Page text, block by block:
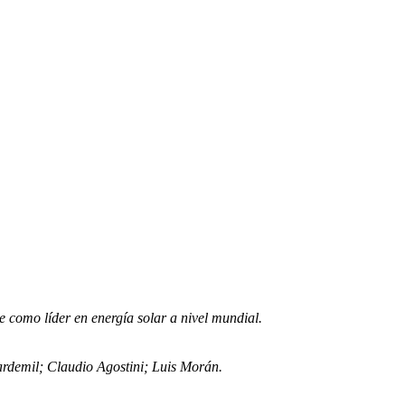
como líder en energía solar a nivel mundial.
Claudio Agostini; Luis Morán.